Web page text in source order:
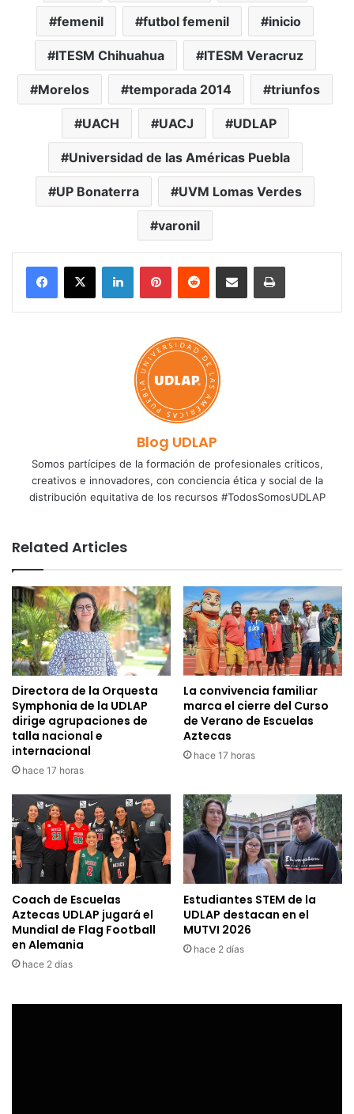
femenil futbol femenil inicio
ITESM Chihuahua ITESM Veracruz
Morelos temporada 2014 triunfos
UACH UACJ UDLAP
Universidad de las Américas Puebla
UP Bonaterra UVM Lomas Verdes
varonil
LinkedInPinterestReddit Share via Email Print
Blog UDLAP
Somos partícipes de la formación de profesionales críticos,
creativos e innovadores, con conciencia ética y social de la
distribución equitativa de los recursos #TodosSomosUDLAP
Related Articles
Directora de la Orquesta
Symphonia de la UDLAP
dirige agrupaciones de
talla nacional e
internacional
hace 17 horas
La convivencia familiar
marca el cierre del Curso
de Verano de Escuelas
Aztecas
hace 17 horas
Coach de Escuelas
Aztecas UDLAP jugará el
Mundial de Flag Football
en Alemania
hace 2 días
Estudiantes STEM de la
UDLAP destacan en el
MUTVI 2026
hace 2 días